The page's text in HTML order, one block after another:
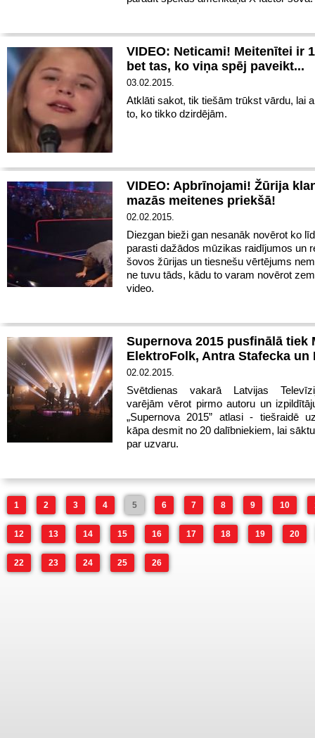
VIDEO: Neticami! Meitenītei ir
bet tas, ko viņa spēj paveikt...
03.02.2015.
Atklāti sakot, tik tiešām trūkst vārdu, lai
to, ko tikko dzirdējām.
VIDEO: Apbrīnojami! Žūrija
mazās meitenes priekšā!
02.02.2015.
Diezgan bieži gan nesanāk novērot ko
parasti dažādos mūzikas raidījumos un
šovos žūrijas un tiesnešu vērtējums
ne tuvu tāds, kādu to varam novērot
video.
Supernova 2015 pusfinālā tiek
ElektroFolk, Antra Stafecka un
02.02.2015.
Svētdienas vakarā Latvijas
varējām vērot pirmo autoru un
„Supernova 2015” atlasi - tiešraidē
kāpa desmit no 20 dalībniekiem, lai
par uzvaru.
1 2 3 4 5 6 7 8 9 10
12 13 14 15 16 17 18 19 20
22 23 24 25 26